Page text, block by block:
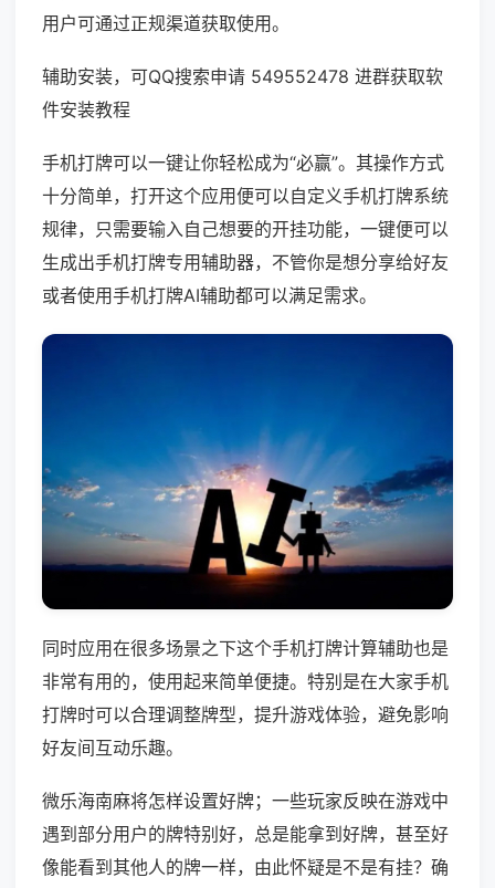
用户可通过正规渠道获取使用。
辅助安装，可QQ搜索申请 549552478 进群获取软
件安装教程
手机打牌可以一键让你轻松成为“必赢”。其操作方式
十分简单，打开这个应用便可以自定义手机打牌系统
规律，只需要输入自己想要的开挂功能，一键便可以
生成出手机打牌专用辅助器，不管你是想分享给好友
或者使用手机打牌AI辅助都可以满足需求。
同时应用在很多场景之下这个手机打牌计算辅助也是
非常有用的，使用起来简单便捷。特别是在大家手机
打牌时可以合理调整牌型，提升游戏体验，避免影响
好友间互动乐趣。
微乐海南麻将怎样设置好牌；一些玩家反映在游戏中
遇到部分用户的牌特别好，总是能拿到好牌，甚至好
像能看到其他人的牌一样，由此怀疑是不是有挂？确